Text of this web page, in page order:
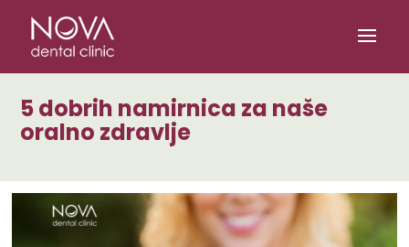
5 dobrih namirnica za naše
oralno zdravlje